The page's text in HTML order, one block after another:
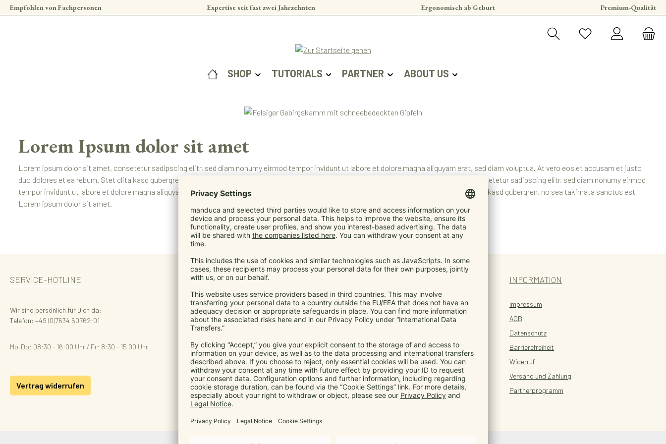
Hauptinhalt springen
Zur Suche springen
Zur Hauptnavigation springen
Empfohlen von Fachpersonen Expertise seit fast zwei Jahrzehnten Ergonomisch ab Geburt Premium-Qualität
SHOP TUTORIALS PARTNER ABOUT US
Lorem Ipsum dolor sit amet
Lorem ipsum dolor sit amet, consetetur sadipscing elitr, sed diam nonumy eirmod tempor invidunt ut labore et dolore magna aliquyam erat, sed diam voluptua. At vero eos et accusam et justo
duo dolores et ea rebum. Stet clita kasd gubergren, no sea takimata sanctus est Lorem ipsum dolor sit amet. Lorem ipsum dolor sit amet, consetetur sadipscing elitr, sed diam nonumy eirmod
tempor invidunt ut labore et dolore magna aliquyam erat, sed diam voluptua. At vero eos et accusam et justo duo dolores et ea rebum. Stet clita kasd gubergren, no sea takimata sanctus est
Lorem ipsum dolor sit amet.
SERVICE-HOTLINE
Wir sind persönlich für Dich da:
Telefon: +49 (0)7634 50762-01
Mo-Do: 08:30 - 16:00 Uhr / Fr: 8:30 - 15.00 Uhr
Vertrag widerrufen
Original oder Fake?
Kontaktiere uns
FAQ
INFORMATION
Impressum
AGB
Datenschutz
Barrierefreiheit
Widerruf
Versand und Zahlung
Partnerprogramm